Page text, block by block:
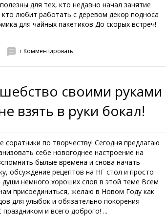
для тех, кто недавно начал занятие
любит работать с деревом декор подноса
для чайных пакетиков До скорых встреч!
+ Комментировать
своими руками
взять в руки бокал!
соратники по творчеству! Сегодня предлагаю
себе новогоднее настроение на
былые времена и снова начать
обсуждение рецептов на НГ стол и просто
души немного хороших слов в этой теме Всем
присоединиться, желаю в Новом Году как
для улыбок и обязательно покорения
и всего доброго! ...